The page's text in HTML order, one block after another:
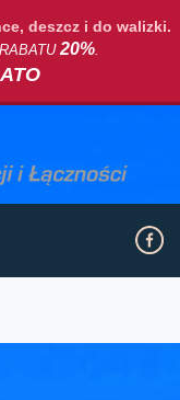
deszcz i do walizki.
20%.